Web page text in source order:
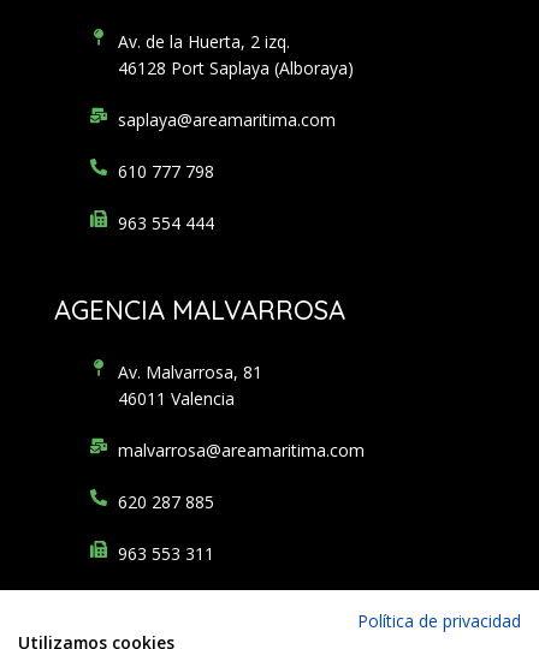
Av. de la Huerta, 2 izq.
46128 Port Saplaya (Alboraya)
saplaya@areamaritima.com
610 777 798
963 554 444
AGENCIA MALVARROSA
Av. Malvarrosa, 81
46011 Valencia
malvarrosa@areamaritima.com
620 287 885
963 553 311
Financiado por la Unión Europea – NextGenerationEU. Sin embargo, los
puntos devista y las opiniones expresadas son únicamente los del autor o
Política de privacidad
Utilizamos cookies